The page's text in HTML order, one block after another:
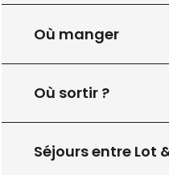
Où manger
Où sortir ?
Séjours entre Lot